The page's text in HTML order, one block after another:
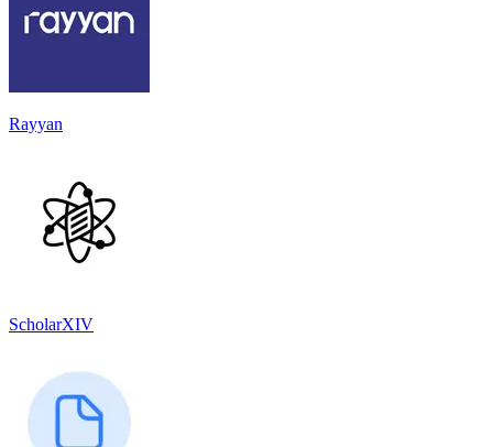
Rayyan
ScholarXIV